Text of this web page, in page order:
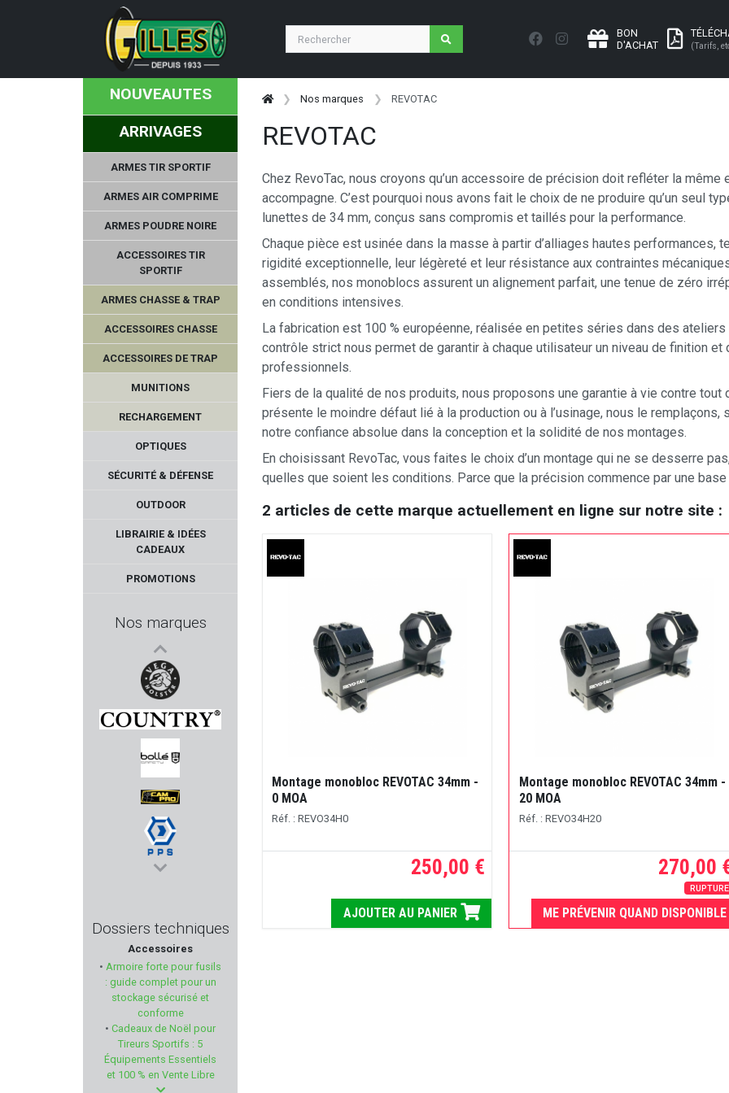
BON
D'ACHAT
(Tarifs,
NOUVEAUTES
ARRIVAGES
ARMES TIR SPORTIF
ARMES AIR COMPRIME
ARMES POUDRE NOIRE
ACCESSOIRES TIR
SPORTIF
ARMES CHASSE & TRAP
ACCESSOIRES CHASSE
ACCESSOIRES DE TRAP
MUNITIONS
RECHARGEMENT
OPTIQUES
SÉCURITÉ & DÉFENSE
OUTDOOR
LIBRAIRIE & IDÉES
CADEAUX
PROMOTIONS
Nos marques
ELLE DEFENDER
VEGA HOLSTER
COUNTRY
BOLLE SAFETY
CAM PRO
PPS
PTS
NEXTORCH
XS SIGHTS
LOVERGREEN
Dossiers techniques
Accessoires
• Armoire forte pour fusils
: guide complet pour un
stockage sécurisé et
conforme
• Cadeaux de Noël pour
Tireurs Sportifs : 5
Équipements Essentiels
et 100 % en Vente Libre
Nos marques REVOTAC
REVOTAC
Chez RevoTac, nous croyons qu’un accessoire de précision doit refléter la même
accompagne. C’est pourquoi nous avons fait le choix de ne produire qu’un seul
lunettes de 34 mm, conçus sans compromis et taillés pour la performance.
Chaque pièce est usinée dans la masse à partir d’alliages hautes performances,
rigidité exceptionnelle, leur légèreté et leur résistance aux contraintes
assemblés, nos monoblocs assurent un alignement parfait, une tenue de zéro
en conditions intensives.
La fabrication est 100 % européenne, réalisée en petites séries dans des
contrôle strict nous permet de garantir à chaque utilisateur un niveau de finition
professionnels.
Fiers de la qualité de nos produits, nous proposons une garantie à vie contre
présente le moindre défaut lié à la production ou à l’usinage, nous le
notre confiance absolue dans la conception et la solidité de nos montages.
En choisissant RevoTac, vous faites le choix d’un montage qui ne se desserre
quelles que soient les conditions. Parce que la précision commence par une
2 articles de cette marque actuellement en ligne sur notre site :
Montage monobloc REVOTAC 34mm -
0 MOA
Réf. : REVO34H0
250,00 €
AJOUTER AU PANIER
Montage monobloc REVOTAC 34mm -
20 MOA
Réf. : REVO34H20
270,00
RUPTURE
ME PRÉVENIR QUAND DISPONIBLE